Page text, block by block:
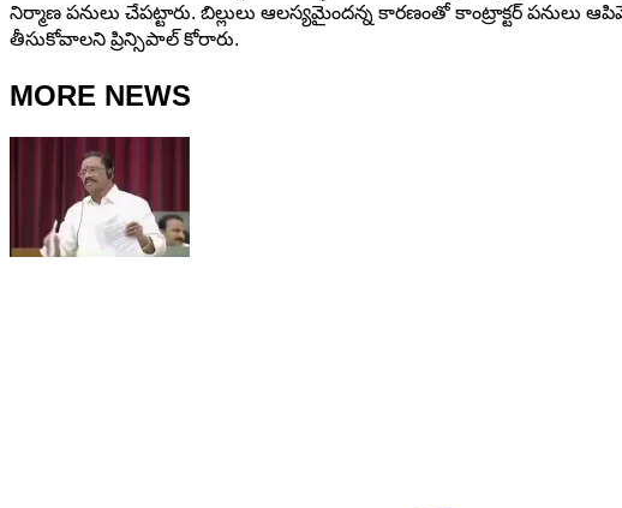
నిర్మాణ పనులు చేపట్టారు. బిల్లులు ఆలస్యమైందన్న కారణంతో కాంట్రాక్టర్ పనులు
తీసుకోవాలని ప్రిన్సిపాల్ కోరారు.
MORE NEWS